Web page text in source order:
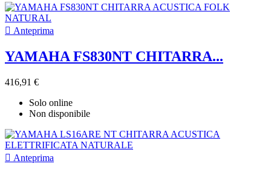
 Anteprima
YAMAHA FS830NT CHITARRA...
416,91 €
Solo online
Non disponibile
 Anteprima